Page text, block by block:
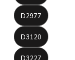
D2977
D3120